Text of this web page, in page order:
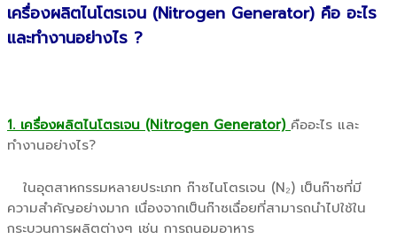
เครื่องผลิตไนโตรเจน (Nitrogen Generator) คือ อะไร
และทำงานอย่างไร ?
1. เครื่องผลิตไนโตรเจน (Nitrogen Generator) คืออะไร และ
ทำงานอย่างไร?
ในอุตสาหกรรมหลายประเภท ก๊าซไนโตรเจน (N₂) เป็นก๊าซที่มี
ความสำคัญอย่างมาก เนื่องจากเป็นก๊าซเฉื่อยที่สามารถนำไปใช้ใน
กระบวนการผลิตต่างๆ เช่น การถนอมอาหาร